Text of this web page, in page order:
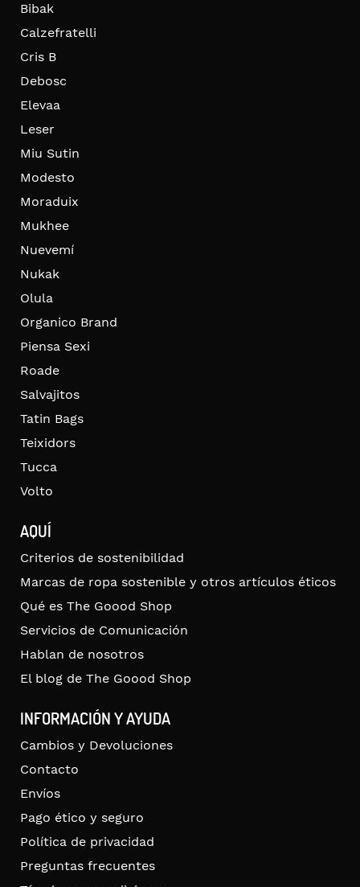
Bibak
Calzefratelli
Cris B
Debosc
Elevaa
Leser
Miu Sutin
Modesto
Moraduix
Mukhee
Nuevemí
Nukak
Olula
Organico Brand
Piensa Sexi
Roade
Salvajitos
Tatin Bags
Teixidors
Tucca
Volto
AQUÍ
Criterios de sostenibilidad
Marcas de ropa sostenible y otros artículos éticos
Qué es The Goood Shop
Servicios de Comunicación
Hablan de nosotros
El blog de The Goood Shop
INFORMACIÓN Y AYUDA
Cambios y Devoluciones
Contacto
Envíos
Pago ético y seguro
Política de privacidad
Preguntas frecuentes